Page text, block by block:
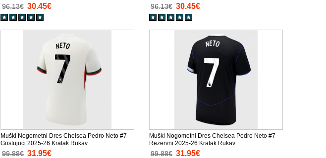
96.13€ 30.45€ 96.13€ 30.45€
Muški Nogometni Dres Chelsea Pedro Neto #7
Gostujuci 2025-26 Kratak Rukav
99.88€ 31.95€
Muški Nogometni Dres Chelsea Pedro Neto #7
Rezervni 2025-26 Kratak Rukav
99.88€ 31.95€